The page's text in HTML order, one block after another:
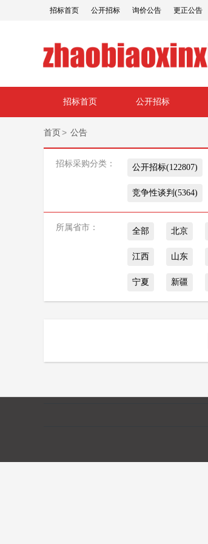
招标首页 公开招标 询价公告 更正公告
招标首页 公开招标
首页 > 公告
招标采购分类： 公开招标(122807)
竞争性谈判(5364)
所属省市： 全部 北京
江西 山东
宁夏 新疆